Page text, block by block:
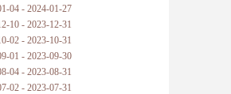
04 - 2024-01-27
10 - 2023-12-31
02 - 2023-10-31
01 - 2023-09-30
04 - 2023-08-31
02 - 2023-07-31